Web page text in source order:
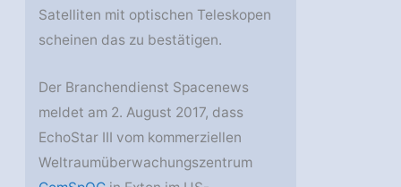
Satelliten mit optischen Teleskopen
scheinen das zu bestätigen.
Der Branchendienst Spacenews
meldet am 2. August 2017, dass
EchoStar III vom kommerziellen
Weltraumüberwachungszentrum